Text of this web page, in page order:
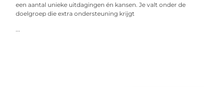
een aantal unieke uitdagingen én kansen. Je valt onder de
doelgroep die extra ondersteuning krijgt
...